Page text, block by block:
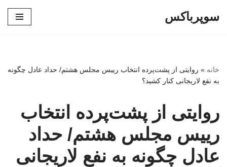
سوپرباکس
خانه » روایتی از پشت‌پرده انتخاب رییس مجلس هشتم/ حداد عادل چگونه
به نفع لاریجانی کنار کشید؟
روایتی از پشت‌پرده انتخاب
رییس مجلس هشتم/ حداد
عادل چگونه به نفع لاریجانی